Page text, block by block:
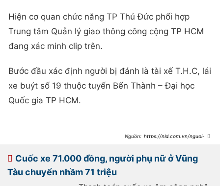
Hiện cơ quan chức năng TP Thủ Đức phối hợp
Trung tâm Quản lý giao thông công cộng TP HCM
đang xác minh clip trên.
Bước đầu xác định người bị đánh là tài xế T.H.C, lái
xe buýt số 19 thuộc tuyến Bến Thành – Đại học
Quốc gia TP HCM.
https://nld.com.vn/nguoi-
bao-mang-
196250323201258704.htm
Cuốc xe 71.000 đồng, người phụ nữ ở Vũng
Tàu chuyển nhầm 71 triệu